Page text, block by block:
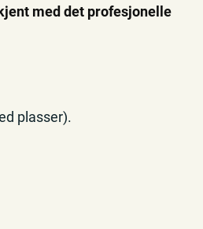
med det profesjonelle
plasser).